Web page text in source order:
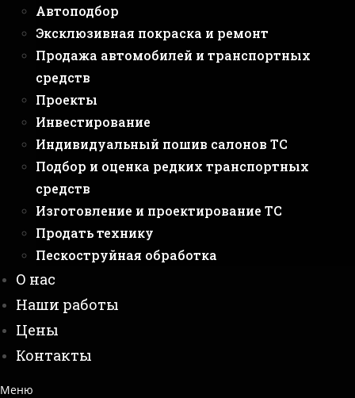
Автоподбор
Эксклюзивная покраска и ремонт
Продажа автомобилей и транспортных
средств
Проекты
Инвестирование
Индивидуальный пошив салонов ТС
Подбор и оценка редких транспортных
средств
Изготовление и проектирование ТС
Продать технику
Пескоструйная обработка
О нас
Наши работы
Цены
Контакты
Меню